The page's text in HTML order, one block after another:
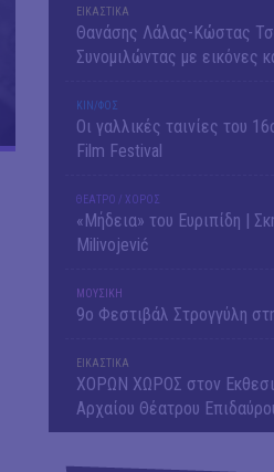
ΕΙΚΑΣΤΙΚΑ
Θανάσης Λάλας-Κώστας
Συνομιλώντας με εικόνες
ΚΙΝ/ΦΟΣ
Οι γαλλικές ταινίες του
Film Festival
ΘΕΑΤΡΟ / ΧΟΡΟΣ
«Μήδεια» του Ευριπίδη |
Milivojević
ΜΟΥΣΙΚΗ
9o Φεστιβάλ Στρογγύλη
ΕΙΚΑΣΤΙΚΑ
ΧΟΡΩΝ ΧΩΡΟΣ στον
Αρχαίου Θέατρου